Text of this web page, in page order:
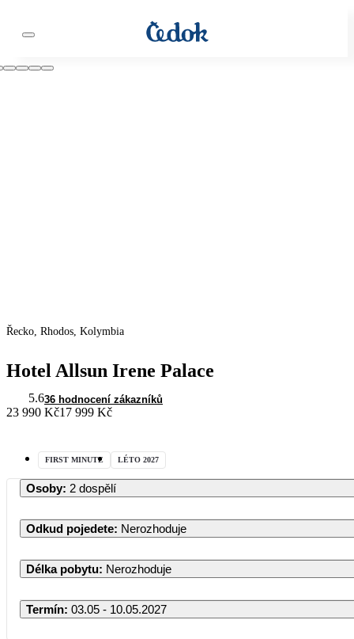
Řecko, Rhodos, Kolymbia
Hotel Allsun Irene Palace
5.636 hodnocení zákazníků
23 990 Kč17 999 Kč
FIRST MINUTE LÉTO 2027
Osoby: 2 dospělí
Odkud pojedete: Nerozhoduje
Délka pobytu: Nerozhoduje
Termín: 03.05 - 10.05.2027